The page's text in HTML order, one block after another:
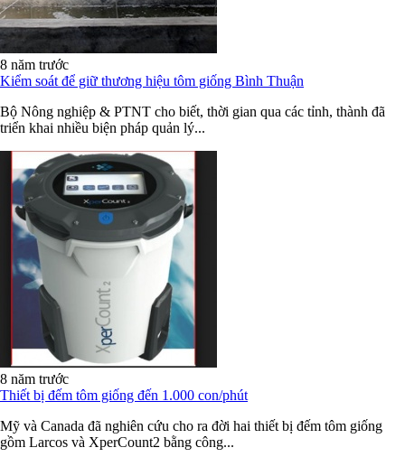
8 năm trước
Kiểm soát để giữ thương hiệu tôm giống Bình Thuận
Bộ Nông nghiệp & PTNT cho biết, thời gian qua các tỉnh, thành đã
triển khai nhiều biện pháp quản lý...
8 năm trước
Thiết bị đếm tôm giống đến 1.000 con/phút
Mỹ và Canada đã nghiên cứu cho ra đời hai thiết bị đếm tôm giống
gồm Larcos và XperCount2 bằng công...